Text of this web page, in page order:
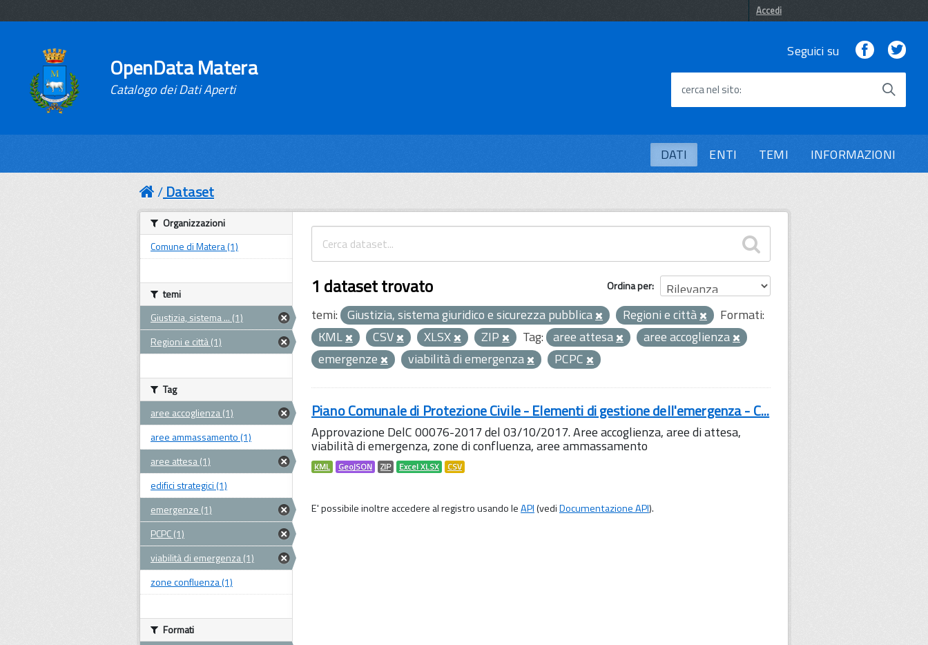
Accedi
OpenData Matera
Catalogo dei Dati Aperti
Seguici su Facebook
cerca nel sito
DATI ENTI TEMI INFORMAZIONI
Dataset
Ordina per
1 dataset trovato
temi: Giustizia, sistema giuridico e sicurezza pubblica Regioni e città
Formati:
KML
CSV XLSX ZIP Tag: aree attesa
aree accoglienza
emergenze
viabilità di emergenza PCPC
Piano Comunale di Protezione Civile - Elementi di gestione dell'emergenza - C...
Approvazione DelC 00076-2017 del 03/10/2017. Aree accoglienza, aree di attesa,
viabilità di emergenza, zone di confluenza, aree ammassamento
KML GeoJSON ZIP Excel XLSX CSV
E' possibile inoltre accedere al registro usando leAPI(vediDocumentazione API).
Organizzazioni
Comune di Matera (1)
temi
Giustizia, sistema ... (1)
Regioni e città (1)
Tag
aree accoglienza (1)
aree ammassamento (1)
aree attesa (1)
edifici strategici (1)
emergenze (1)
PCPC (1)
viabilità di emergenza (1)
zone confluenza (1)
Formati